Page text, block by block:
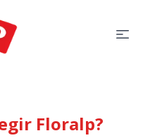
Abrir
Floralp?